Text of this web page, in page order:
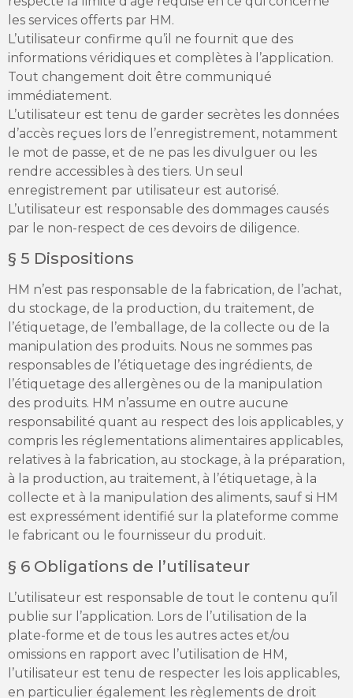
les services offerts par HM.
L’utilisateur confirme qu’il ne fournit que des
informations véridiques et complètes à l’application.
Tout changement doit être communiqué
immédiatement.
L’utilisateur est tenu de garder secrètes les données
d’accès reçues lors de l’enregistrement, notamment
le mot de passe, et de ne pas les divulguer ou les
rendre accessibles à des tiers. Un seul
enregistrement par utilisateur est autorisé.
L’utilisateur est responsable des dommages causés
par le non-respect de ces devoirs de diligence.
§ 5 Dispositions
HM n’est pas responsable de la fabrication, de l’achat,
du stockage, de la production, du traitement, de
l’étiquetage, de l’emballage, de la collecte ou de la
manipulation des produits. Nous ne sommes pas
responsables de l’étiquetage des ingrédients, de
l’étiquetage des allergènes ou de la manipulation
des produits. HM n’assume en outre aucune
responsabilité quant au respect des lois applicables, y
compris les réglementations alimentaires applicables,
relatives à la fabrication, au stockage, à la préparation,
à la production, au traitement, à l’étiquetage, à la
collecte et à la manipulation des aliments, sauf si HM
est expressément identifié sur la plateforme comme
le fabricant ou le fournisseur du produit.
§ 6 Obligations de l’utilisateur
L’utilisateur est responsable de tout le contenu qu’il
publie sur l’application. Lors de l’utilisation de la
plate-forme et de tous les autres actes et/ou
omissions en rapport avec l’utilisation de HM,
l’utilisateur est tenu de respecter les lois applicables,
en particulier également les règlements de droit